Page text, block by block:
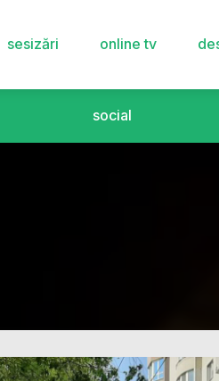
sesizări online tv
social